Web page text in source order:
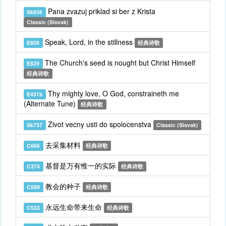
Sk656 Pana zvazuj priklad si ber z Krista
Classic (Slovak)
E809 Speak, Lord, in the stillness 经典诗歌
E829 The Church's seed is nought but Christ Himself
经典诗歌
E431b Thy mighty love, O God, constraineth me
(Alternate Tune)
经典诗歌
Sk737 Zivot vecny usti do spolocenstva Classic (Slovak)
C666 去采集材料 经典诗歌
C374 基督是万有惟一的实际 经典诗歌
C599 教会的种子 经典诗歌
C533 永远生命带来生命 经典诗歌